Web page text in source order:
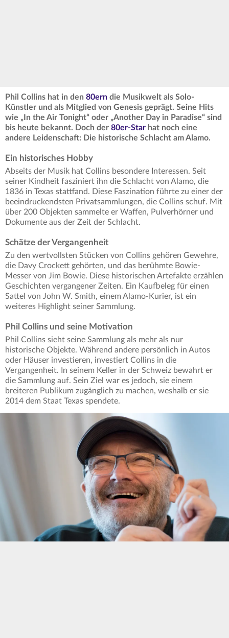
Phil Collins hat in den 80ern die Musikwelt als Solo-
Künstler und als Mitglied von Genesis geprägt. Seine Hits
wie „In the Air Tonight“ oder „Another Day in Paradise“ sind
bis heute bekannt. Doch der 80er-Star hat noch eine
andere Leidenschaft: Die historische Schlacht am Alamo.
Ein historisches Hobby
Abseits der Musik hat Collins besondere Interessen. Seit
seiner Kindheit fasziniert ihn die Schlacht von Alamo, die
1836 in Texas stattfand. Diese Faszination führte zu einer der
beeindruckendsten Privatsammlungen, die Collins schuf. Mit
über 200 Objekten sammelte er Waffen, Pulverhörner und
Dokumente aus der Zeit der Schlacht.
Schätze der Vergangenheit
Zu den wertvollsten Stücken von Collins gehören Gewehre,
die Davy Crockett gehörten, und das berühmte Bowie-
Messer von Jim Bowie. Diese historischen Artefakte erzählen
Geschichten vergangener Zeiten. Ein Kaufbeleg für einen
Sattel von John W. Smith, einem Alamo-Kurier, ist ein
weiteres Highlight seiner Sammlung.
Phil Collins und seine Motivation
Phil Collins sieht seine Sammlung als mehr als nur
historische Objekte. Während andere persönlich in Autos
oder Häuser investieren, investiert Collins in die
Vergangenheit. In seinem Keller in der Schweiz bewahrt er
die Sammlung auf. Sein Ziel war es jedoch, sie einem
breiteren Publikum zugänglich zu machen, weshalb er sie
2014 dem Staat Texas spendete.